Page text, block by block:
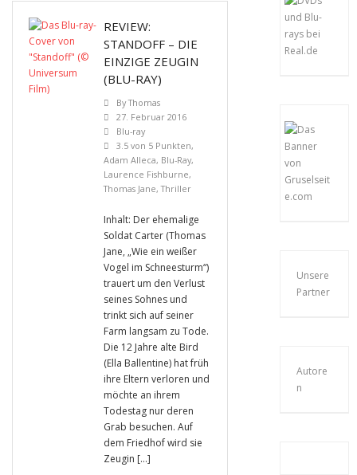
REVIEW:
STANDOFF – DIE
EINZIGE ZEUGIN
(BLU-RAY)
ByThomas
27. Februar 2016
Blu-ray
3.5 von 5 Punkten,
Adam Alleca, Blu-Ray,
Laurence Fishburne,
Thomas Jane,Thriller
Inhalt: Der ehemalige
Soldat Carter (Thomas
Jane, „Wie ein weißer
Vogel im Schneesturm“)
trauert um den Verlust
seines Sohnes und
trinkt sich auf seiner
Farm langsam zu Tode.
Die 12 Jahre alte Bird
(Ella Ballentine) hat früh
ihre Eltern verloren und
möchte an ihrem
Todestag nur deren
Grab besuchen. Auf
dem Friedhof wird sie
Zeugin […]
Unsere
Partner
Autore
n